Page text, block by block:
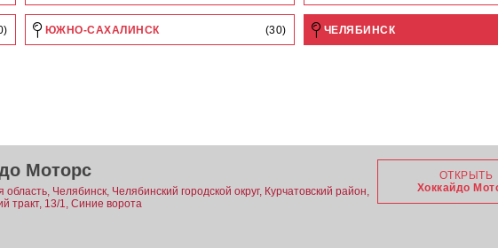
ЮЖНО-САХАЛИНСК (30) ЧЕЛЯБИНСК
Моторс
область, Челябинск, Челябинский городской округ, Курчатовский район,
тракт, 13/1, Синие ворота
ОТКРЫТЬ
Хоккайдо